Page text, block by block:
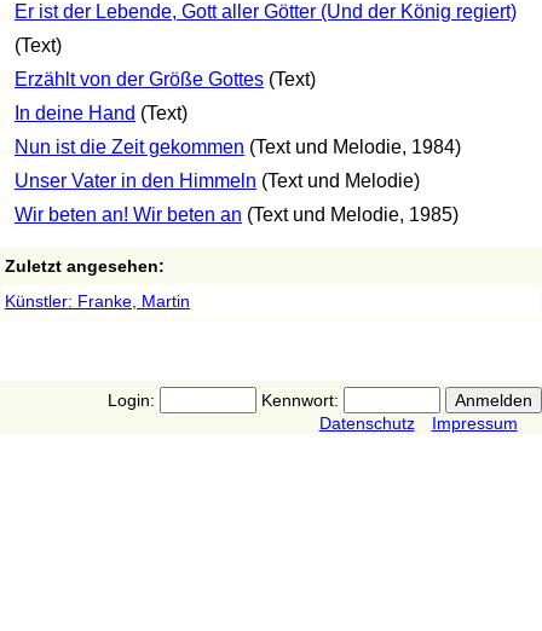
Er ist der Lebende, Gott aller Götter (Und der König regiert)
(Text)
Erzählt von der Größe Gottes (Text)
In deine Hand (Text)
Nun ist die Zeit gekommen (Text und Melodie, 1984)
Unser Vater in den Himmeln (Text und Melodie)
Wir beten an! Wir beten an (Text und Melodie, 1985)
Zuletzt angesehen:
Künstler: Franke, Martin
Login:
Kennwort:
Datenschutz
Impressum